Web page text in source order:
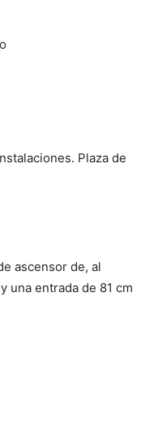
Plaza de
ascensor de, al
una entrada de 81 cm